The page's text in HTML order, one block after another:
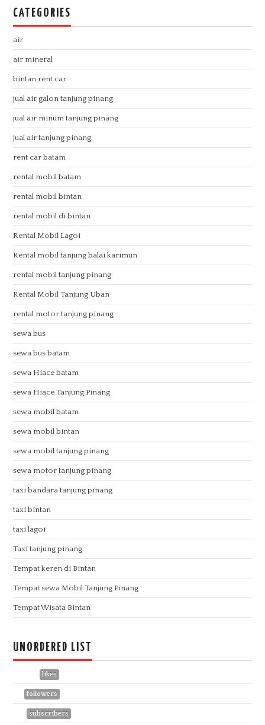
CATEGORIES
air
air mineral
bintan rent car
jual air galon tanjung pinang
jual air minum tanjung pinang
jual air tanjung pinang
rent car batam
rental mobil batam
rental mobil bintan
rental mobil di bintan
Rental Mobil Lagoi
Rental mobil tanjung balai karimun
rental mobil tanjung pinang
Rental Mobil Tanjung Uban
rental motor tanjung pinang
sewa bus
sewa bus batam
sewa Hiace batam
sewa Hiace Tanjung Pinang
sewa mobil batam
sewa mobil bintan
sewa mobil tanjung pinang
sewa motor tanjung pinang
taxi bandara tanjung pinang
taxi bintan
taxi lagoi
Taxi tanjung pinang
Tempat keren di Bintan
Tempat sewa Mobil Tanjung Pinang
Tempat Wisata Bintan
UNORDERED LIST
likes
followers
subscribers